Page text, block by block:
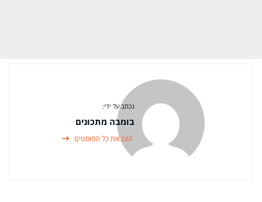
נכתב על ידי:
בומבה מתכונים
הצג את כל הפוסטים